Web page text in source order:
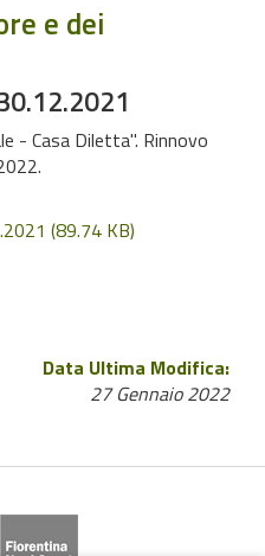
e dei
- Casa Diletta". Rinnovo
(89.74 KB)
Data Ultima Modifica:
27 Gennaio 2022